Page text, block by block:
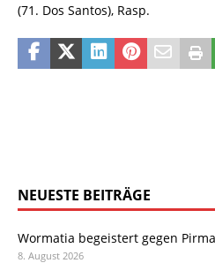
(71. Dos Santos), Rasp.
NEUESTE BEITRÄGE
Wormatia begeistert gegen
8. August 2026